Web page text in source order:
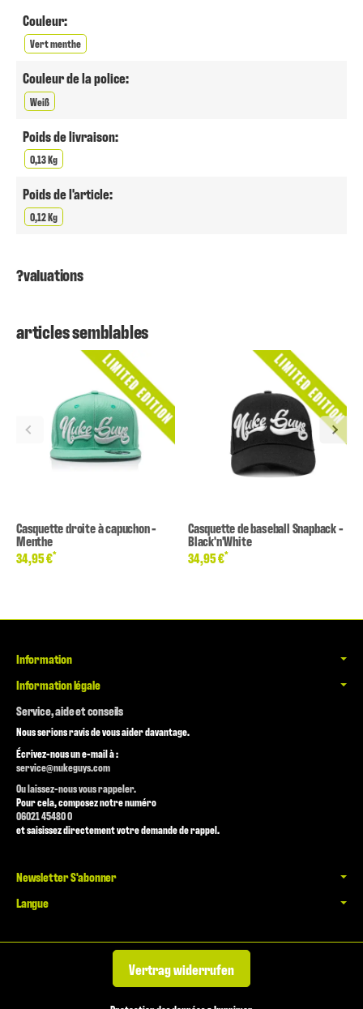
Couleur:
Vert menthe
Couleur de la police:
Weiß
Poids de livraison:
0,13 Kg
Poids de l'article:
0,12 Kg
?valuations
articles semblables
Casquette droite à capuchon -
Menthe
34,95 €*
Casquette de baseball Snapback -
Black'n'White
34,95 €*
Information
Information légale
Service, aide et conseils
Nous serions ravis de vous aider davantage.
Écrivez-nous un e-mail à :
service@nukeguys.com
Ou laissez-nous vous rappeler.
Pour cela, composez notre numéro
06021 45480 0
et saisissez directement votre demande de rappel.
Newsletter S'abonner
Langue
Vertrag widerrufen